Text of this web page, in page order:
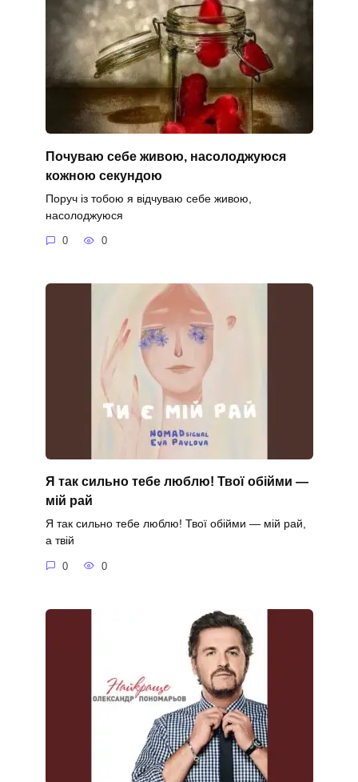
Почуваю себе живою, насолоджуюся
кожною секундою
Поруч із тобою я відчуваю себе живою,
насолоджуюся
0 0
Я так сильно тебе люблю! Твої обійми —
мій рай
Я так сильно тебе люблю! Твої обійми — мій рай,
а твій
0 0